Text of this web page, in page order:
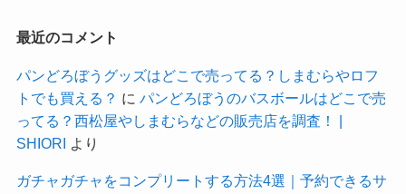
最近のコメント
パンどろぼうグッズはどこで売ってる？しまむらやロフ
トでも買える？ に パンどろぼうのバスボールはどこで売
ってる？西松屋やしまむらなどの販売店を調査！ |
SHIORI より
ガチャガチャをコンプリートする方法4選｜予約できるサ